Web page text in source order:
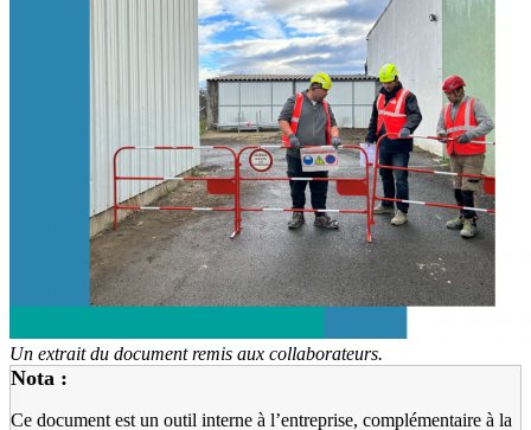
Un extrait du document remis aux collaborateurs.
Nota :
Ce document est un outil interne à l’entreprise, complémentaire à la